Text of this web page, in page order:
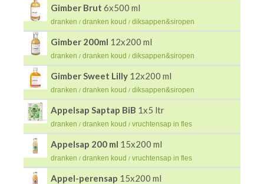
Gimber Brut 6x500 ml
dranken / dranken koud / diksappen&siropen
Gimber 200ml 12x200 ml
dranken / dranken koud / diksappen&siropen
Gimber Sweet Lilly 12x200 ml
dranken / dranken koud / diksappen&siropen
Appelsap Saptap BiB 1x5 ltr
dranken / dranken koud / vruchtensap in fles
Appelsap 200 ml 15x200 ml
dranken / dranken koud / vruchtensap in fles
Appel-perensap 15x200 ml